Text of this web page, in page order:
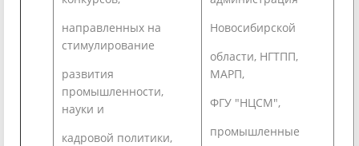
направленных на
стимулирование
развития
промышленности,
науки и
кадровой политики,
Новосибирской
области, НГТПП,
МАРП,
ФГУ "НЦСМ",
промышленные